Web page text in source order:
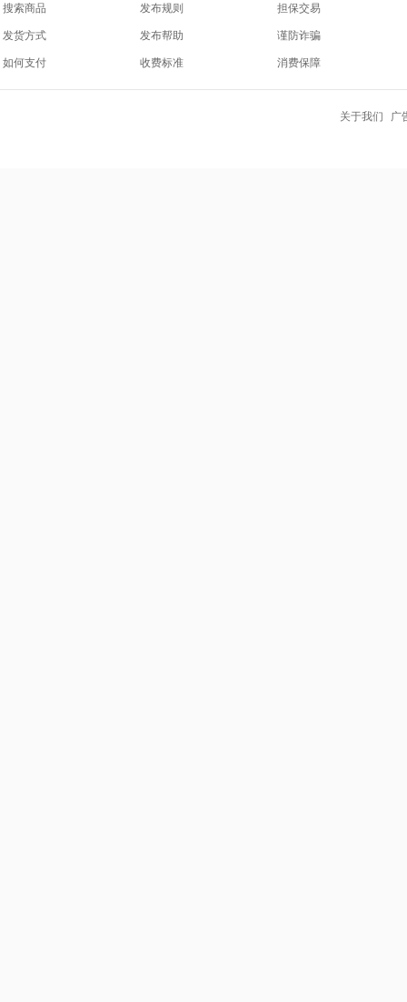
搜索商品
发货方式
如何支付
发布规则
发布帮助
收费标准
担保交易
谨防诈骗
消费保障
关于我们 广